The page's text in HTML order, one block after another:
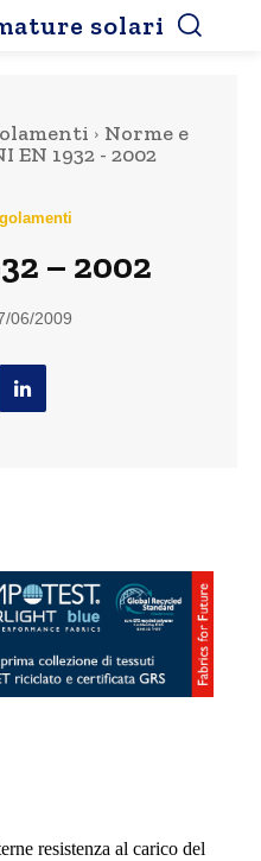
solari
Norme e
EN 1932 - 2002
– 2002
06/2009
resistenza al carico del